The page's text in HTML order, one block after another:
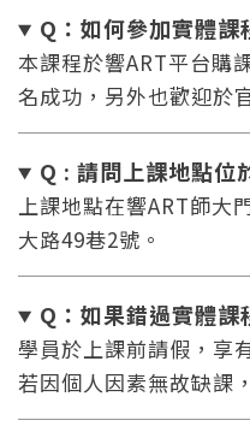
Q：如何參加實體課
本課程於響ART平台購
名成功，另外也歡迎於
Q : 請問上課地點位
上課地點在響ART師大
大路49巷2號。
Q：如果錯過實體課
學員於上課前請假，享
若因個人因素無故缺課